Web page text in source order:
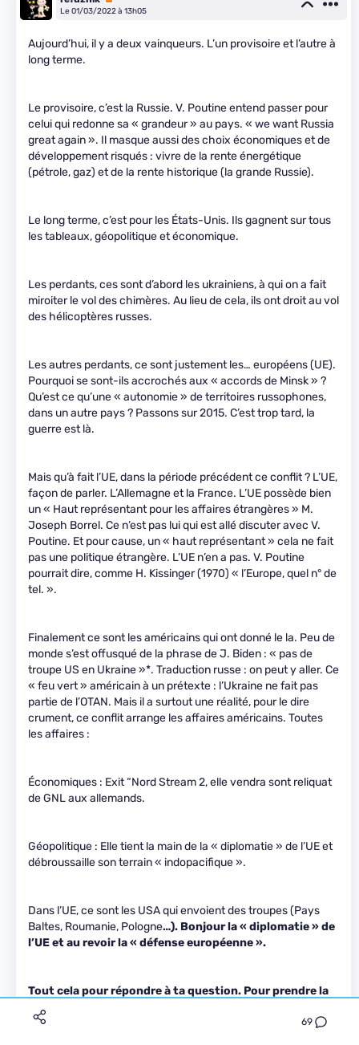
69
Le 01/03/2022 à 13h05
Aujourd’hui, il y a deux vainqueurs. L’un provisoire et l’autre à
long terme.
Le provisoire, c’est la Russie. V. Poutine entend passer pour
celui qui redonne sa « grandeur » au pays. « we want Russia
great again ». Il masque aussi des choix économiques et de
développement risqués : vivre de la rente énergétique
(pétrole, gaz) et de la rente historique (la grande Russie).
Le long terme, c’est pour les États-Unis. Ils gagnent sur tous
les tableaux, géopolitique et économique.
Les perdants, ces sont d’abord les ukrainiens, à qui on a fait
miroiter le vol des chimères. Au lieu de cela, ils ont droit au vol
des hélicoptères russes.
Les autres perdants, ce sont justement les… européens (UE).
Pourquoi se sont-ils accrochés aux « accords de Minsk » ?
Qu’est ce qu’une « autonomie » de territoires russophones,
dans un autre pays ? Passons sur 2015. C’est trop tard, la
guerre est là.
Mais qu’à fait l’UE, dans la période précédent ce conflit ? L’UE,
façon de parler. L’Allemagne et la France. L’UE possède bien
un « Haut représentant pour les affaires étrangères » M.
Joseph Borrel. Ce n’est pas lui qui est allé discuter avec V.
Poutine. Et pour cause, un « haut représentant » cela ne fait
pas une politique étrangère. L’UE n’en a pas. V. Poutine
pourrait dire, comme H. Kissinger (1970) « l’Europe, quel n° de
tel. ».
Finalement ce sont les américains qui ont donné le la. Peu de
monde s’est offusqué de la phrase de J. Biden : « pas de
troupe US en Ukraine »*. Traduction russe : on peut y aller. Ce
« feu vert » américain à un prétexte : l’Ukraine ne fait pas
partie de l’OTAN. Mais il a surtout une réalité, pour le dire
crument, ce conflit arrange les affaires américains. Toutes
les affaires :
Économiques : Exit “Nord Stream 2, elle vendra sont reliquat
de GNL aux allemands.
Géopolitique : Elle tient la main de la « diplomatie » de l’UE et
débroussaille son terrain « indopacifique ».
Dans l’UE, ce sont les USA qui envoient des troupes (Pays
Baltes, Roumanie, Pologne…). Bonjour la « diplomatie » de
l’UE et au revoir la « défense européenne ».
Tout cela pour répondre à ta question. Pour prendre la
parabole de la maternité, nous pouvons dire que l’UE
peut ADOPTER une attitude, mais pas lui DONNER